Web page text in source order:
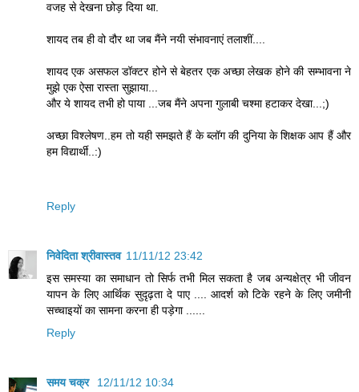
वजह से देखना छोड़ दिया था.
शायद तब ही वो दौर था जब मैंने नयी संभावनाएं तलाशीं....
शायद एक असफल डॉक्टर होने से बेहतर एक अच्छा लेखक होने की सम्भावना ने
मुझे एक ऐसा रास्ता सुझाया...
और ये शायद तभी हो पाया ...जब मैंने अपना गुलाबी चश्मा हटाकर देखा...;)
अच्छा विश्लेषण..हम तो यही समझते हैं के ब्लॉग की दुनिया के शिक्षक आप हैं और
हम विद्यार्थी..:)
Reply
निवेदिता श्रीवास्तव 11/11/12 23:42
इस समस्या का समाधान तो सिर्फ तभी मिल सकता है जब अन्यक्षेत्र भी जीवन
यापन के लिए आर्थिक सुदृढ़ता दे पाए .... आदर्श को टिके रहने के लिए जमीनी
सच्चाइयों का सामना करना ही पड़ेगा ......
Reply
समय चक्र
12/11/12 10:34